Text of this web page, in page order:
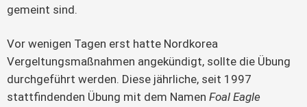
gemeint sind.
Vor wenigen Tagen erst hatte Nordkorea
Vergeltungsmaßnahmen angekündigt, sollte die Übung
durchgeführt werden. Diese jährliche, seit 1997
stattfindenden Übung mit dem Namen Foal Eagle